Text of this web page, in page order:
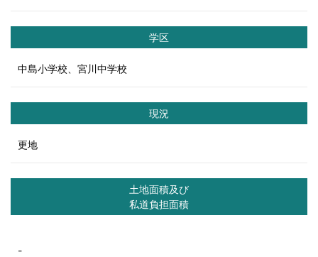
学区
中島小学校、宮川中学校
現況
更地
土地面積及び
私道負担面積
-